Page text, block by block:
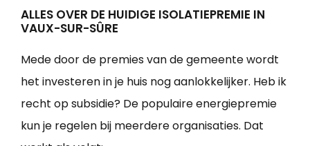
ALLES OVER DE HUIDIGE ISOLATIEPREMIE IN
VAUX-SUR-SÛRE
Mede door de premies van de gemeente wordt
het investeren in je huis nog aanlokkelijker. Heb ik
recht op subsidie? De populaire energiepremie
kun je regelen bij meerdere organisaties. Dat